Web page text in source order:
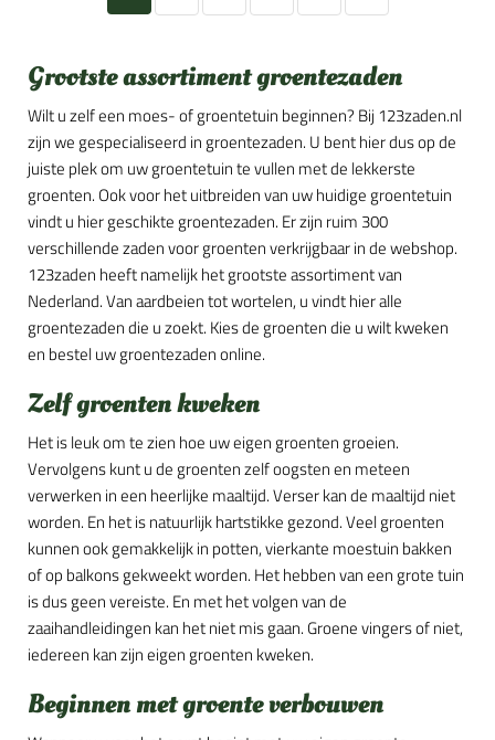
Grootste assortiment groentezaden
Wilt u zelf een moes- of groentetuin beginnen? Bij 123zaden.nl
zijn we gespecialiseerd in groentezaden. U bent hier dus op de
juiste plek om uw groentetuin te vullen met de lekkerste
groenten. Ook voor het uitbreiden van uw huidige groentetuin
vindt u hier geschikte groentezaden. Er zijn ruim 300
verschillende zaden voor groenten verkrijgbaar in de webshop.
123zaden heeft namelijk het grootste assortiment van
Nederland. Van aardbeien tot wortelen, u vindt hier alle
groentezaden die u zoekt. Kies de groenten die u wilt kweken
en bestel uw groentezaden online.
Zelf groenten kweken
Het is leuk om te zien hoe uw eigen groenten groeien.
Vervolgens kunt u de groenten zelf oogsten en meteen
verwerken in een heerlijke maaltijd. Verser kan de maaltijd niet
worden. En het is natuurlijk hartstikke gezond. Veel groenten
kunnen ook gemakkelijk in potten, vierkante moestuin bakken
of op balkons gekweekt worden. Het hebben van een grote tuin
is dus geen vereiste. En met het volgen van de
zaaihandleidingen kan het niet mis gaan. Groene vingers of niet,
iedereen kan zijn eigen groenten kweken.
Beginnen met groente verbouwen